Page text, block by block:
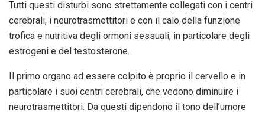
Tutti questi disturbi sono strettamente collegati con i centri
cerebrali, i neurotrasmettitori e con il calo della funzione
trofica e nutritiva degli ormoni sessuali, in particolare degli
estrogeni e del testosterone.
Il primo organo ad essere colpito è proprio il cervello e in
particolare i suoi centri cerebrali, che vedono diminuire i
neurotrasmettitori. Da questi dipendono il tono dell’umore